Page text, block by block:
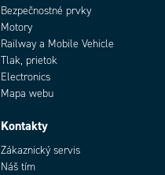
Bezpečnostné prvky
Motory
Railway a Mobile Vehicle
Tlak, prietok
Electronics
Mapa webu
Kontakty
Zákaznický servis
Náš tím